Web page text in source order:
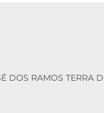
RAMOS TERRA